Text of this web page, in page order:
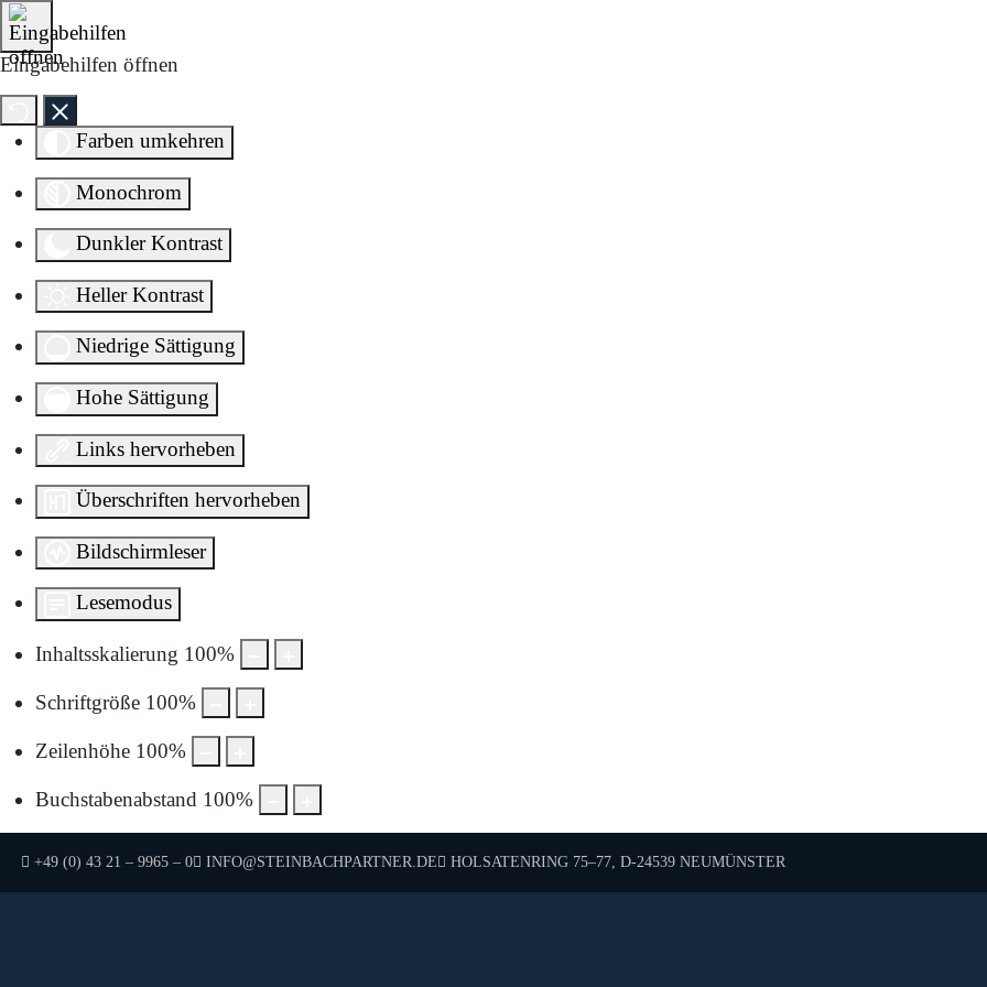
Eingabehilfen öffnen
Farben umkehren
Monochrom
Dunkler Kontrast
Heller Kontrast
Niedrige Sättigung
Hohe Sättigung
Links hervorheben
Überschriften hervorheben
Bildschirmleser
Lesemodus
Inhaltsskalierung 100%
Schriftgröße 100%
Zeilenhöhe 100%
Buchstabenabstand 100%
Direkt zum Inhalt springen
TELEFON:
+49 (0) 43 21 – 9965 – 0 E-MAIL:
INFO@STEINBACHPARTNER.DE HOLSATENRING 75–77, D-24539 NEUMÜNSTER